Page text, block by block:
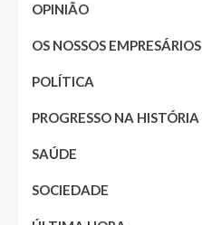
OPINIÃO
OS NOSSOS EMPRESÁRIOS
POLÍTICA
PROGRESSO NA HISTÓRIA
SAÚDE
SOCIEDADE